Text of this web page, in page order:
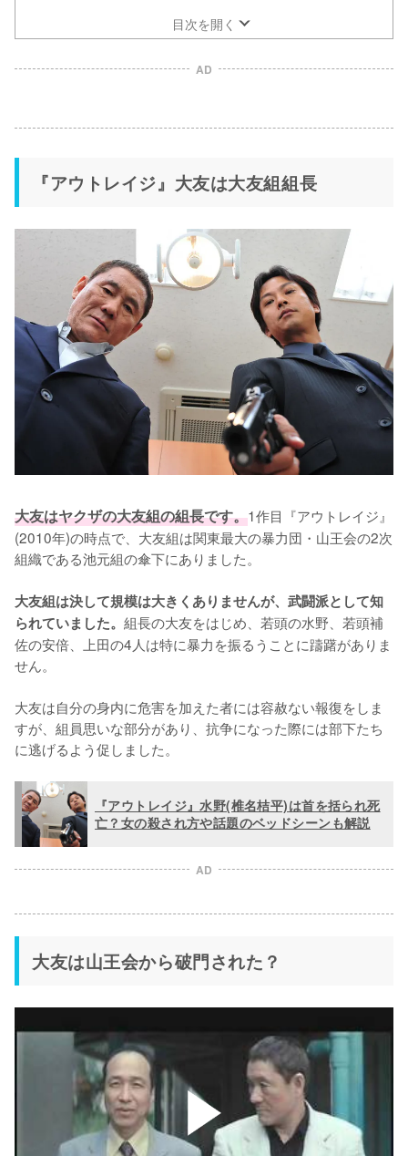
目次を開く
AD
『アウトレイジ』大友は大友組組長
大友はヤクザの大友組の組長です。1作目『アウトレイジ』
(2010年)の時点で、大友組は関東最大の暴力団・山王会の2次
組織である池元組の傘下にありました。
大友組は決して規模は大きくありませんが、武闘派として知
られていました。 組長の大友をはじめ、若頭の水野、若頭補
佐の安倍、上田の4人は特に暴力を振るうことに躊躇がありま
せん。
大友は自分の身内に危害を加えた者には容赦ない報復をしま
すが、組員思いな部分があり、抗争になった際には部下たち
に逃げるよう促しました。
『アウトレイジ』水野(椎名桔平)は首を括られ死
亡？女の殺され方や話題のベッドシーンも解説
AD
大友は山王会から破門された？